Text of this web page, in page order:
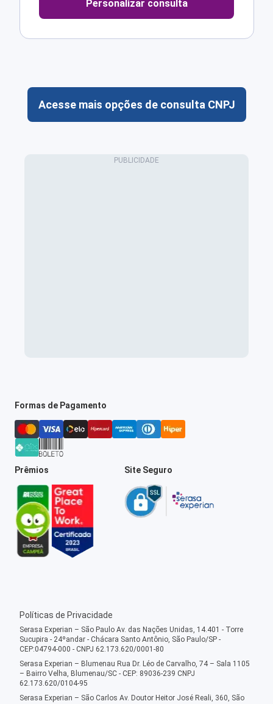
Personalizar consulta
Acesse mais opções de consulta CNPJ
Formas de Pagamento
Prêmios Site Seguro
Políticas de Privacidade
Serasa Experian – São Paulo Av. das Nações Unidas, 14.401 - Torre
Sucupira - 24ºandar - Chácara Santo Antônio, São Paulo/SP -
CEP:04794-000 - CNPJ 62.173.620/0001-80
Serasa Experian – Blumenau Rua Dr. Léo de Carvalho, 74 – Sala 1105
– Bairro Velha, Blumenau/SC - CEP: 89036-239 CNPJ
62.173.620/0104-95
Serasa Experian – São Carlos Av. Doutor Heitor José Reali, 360, São